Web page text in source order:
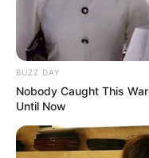
Share it Pin
PUBLICAÇÕES
BUZZ DAY
Nobody Caught This
Until Now